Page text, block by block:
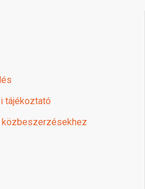
tájékoztató
közbeszerzésekhez